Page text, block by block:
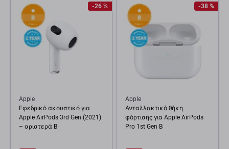
-26 %
Apple
Εφεδρικό ακουστικό για
Apple AirPods 3rd Gen (2021)
– αριστερά B
-38 %
Apple
Ανταλλακτικό θήκη
φόρτισης για Apple AirPods
Pro 1st Gen B